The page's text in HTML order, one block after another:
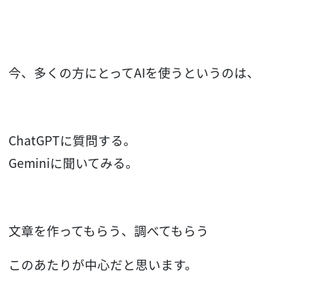
今、多くの方にとってAIを使うというのは、
ChatGPTに質問する。
Geminiに聞いてみる。
文章を作ってもらう、調べてもらう
このあたりが中心だと思います。